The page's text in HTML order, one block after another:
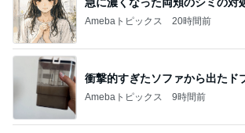
東MAX 朝ごはんは明太フランス
Amebaトピックス 1日前